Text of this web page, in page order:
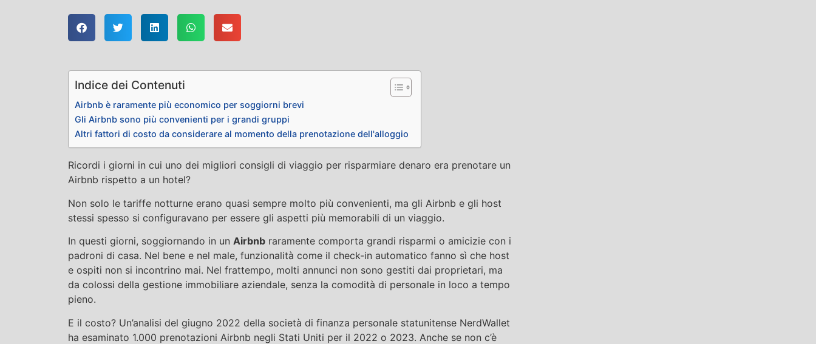
Indice dei Contenuti
Airbnb è raramente più economico per soggiorni brevi
Gli Airbnb sono più convenienti per i grandi gruppi
Altri fattori di costo da considerare al momento della prenotazione dell'alloggio
Ricordi i giorni in cui uno dei migliori consigli di viaggio per risparmiare denaro era prenotare un
Airbnb rispetto a un hotel?
Non solo le tariffe notturne erano quasi sempre molto più convenienti, ma gli Airbnb e gli host
stessi spesso si configuravano per essere gli aspetti più memorabili di un viaggio.
In questi giorni, soggiornando in un Airbnb raramente comporta grandi risparmi o amicizie con i
padroni di casa. Nel bene e nel male, funzionalità come il check-in automatico fanno sì che host
e ospiti non si incontrino mai. Nel frattempo, molti annunci non sono gestiti dai proprietari, ma
da colossi della gestione immobiliare aziendale, senza la comodità di personale in loco a tempo
pieno.
E il costo? Un’analisi del giugno 2022 della società di finanza personale statunitense NerdWallet
ha esaminato 1.000 prenotazioni Airbnb negli Stati Uniti per il 2022 o 2023. Anche se non c’è